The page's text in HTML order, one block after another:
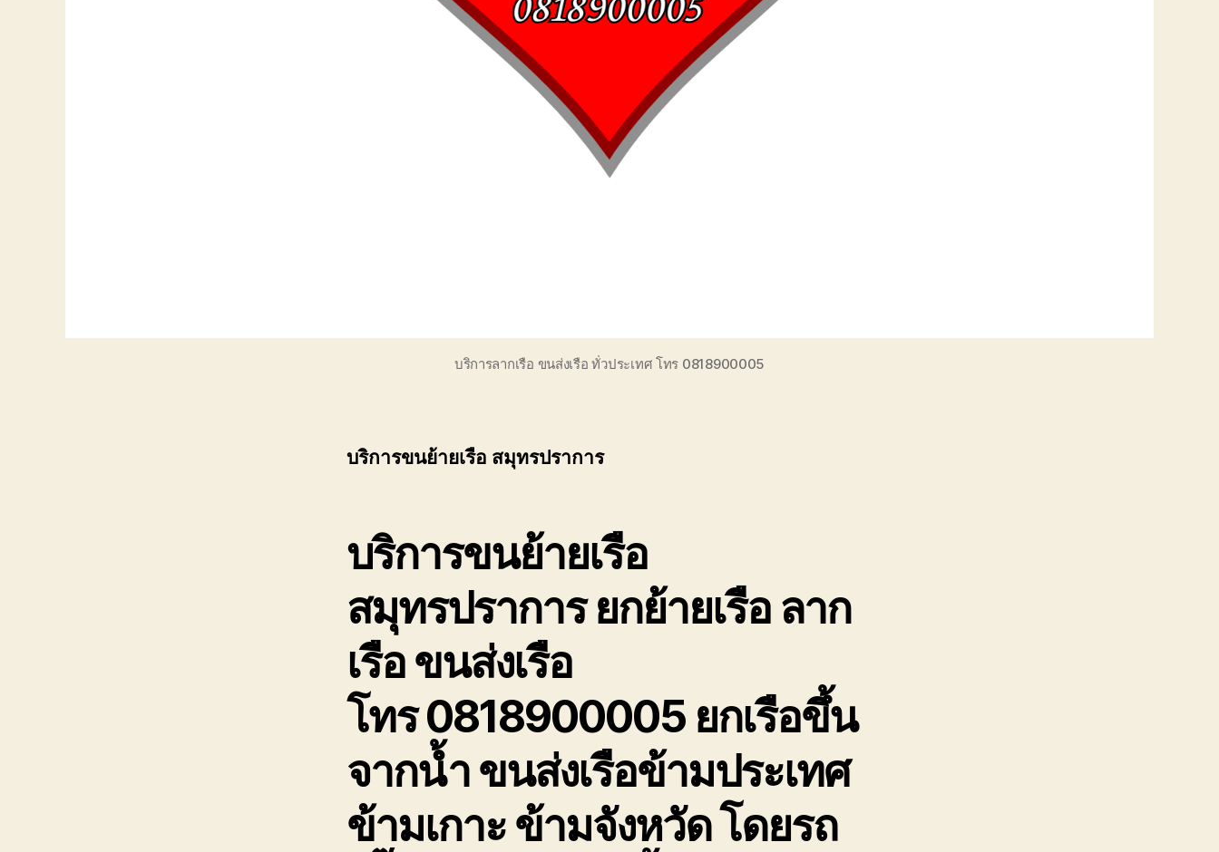
บริการลากเรือ ขนส่งเรือ ทั่วประเทศ โทร 0818900005
บริการขนย้ายเรือ สมุทรปราการ
บริการขนย้ายเรือ
สมุทรปราการ ยกย้ายเรือ ลาก
เรือ ขนส่งเรือ
โทร 0818900005 ยกเรือขึ้น
จากน้ำ ขนส่งเรือข้ามประเทศ
ข้ามเกาะ ข้ามจังหวัด โดยรถ